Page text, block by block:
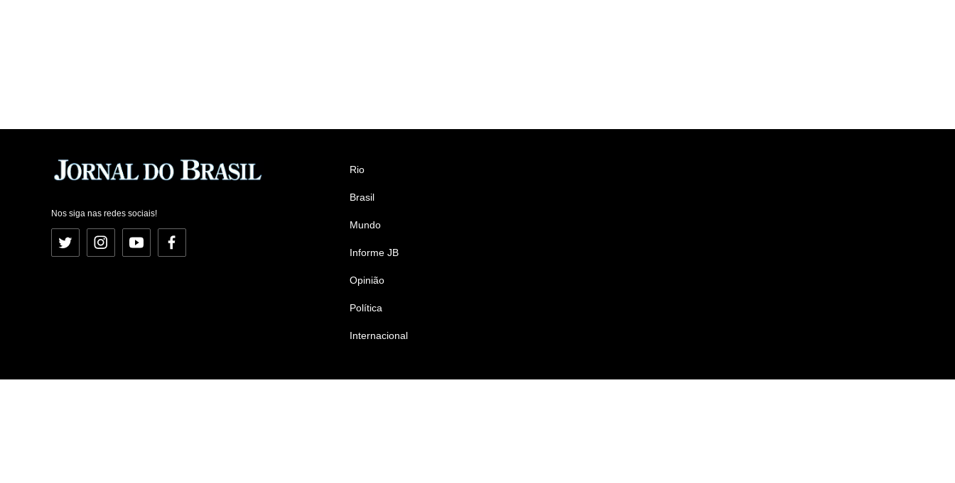
Nos siga nas redes sociais!
Twitter InstagramYouTubeFacebook
Rio
Brasil
Mundo
Informe JB
Opinião
Política
Internacional